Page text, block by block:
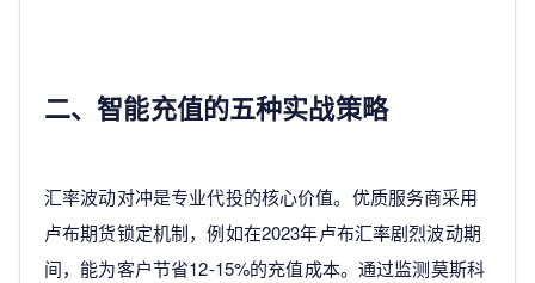
二、智能充值的五种实战策略
汇率波动对冲是专业代投的核心价值。优质服务商采用
卢布期货锁定机制，例如在2023年卢布汇率剧烈波动期
间，能为客户节省12-15%的充值成本。通过监测莫斯科